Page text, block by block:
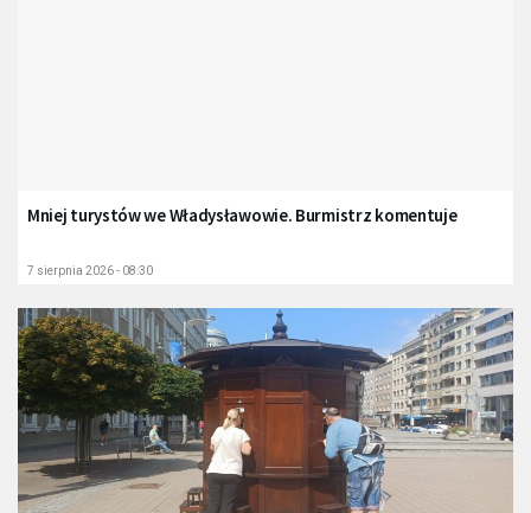
Mniej turystów we Władysławowie. Burmistrz komentuje
7 sierpnia 2026 - 08:30